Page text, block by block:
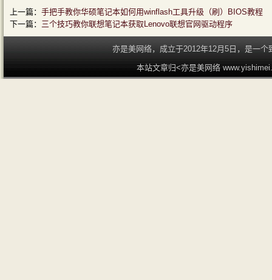
上一篇： 手把手教你华硕笔记本如何用winflash工具升级（刷）BIOS教程
下一篇： 三个技巧教你联想笔记本获取Lenovo联想官网驱动程序
亦是美网络，成立于2012年12月5日，是一
本站文章归<亦是美网络